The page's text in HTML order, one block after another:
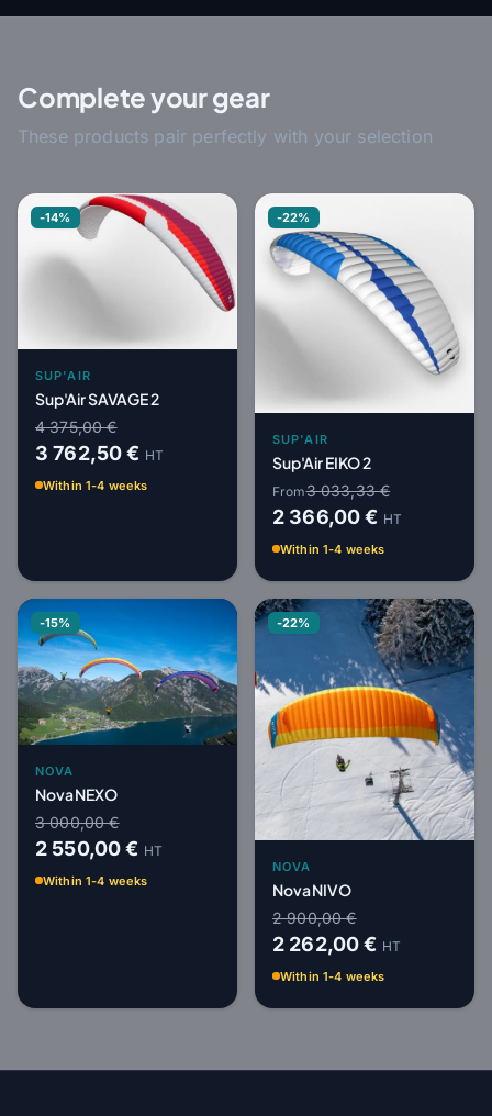
Complete your gear
These products pair perfectly with your selection
-14%
SUP'AIR
Sup'Air SAVAGE 2
4 375,00 €
3 762,50 € HT
Within 1-4 weeks
-22%
SUP'AIR
Sup'Air EIKO 2
From3 033,33 €
2 366,00 € HT
Within 1-4 weeks
-15%
NOVA
Nova NEXO
3 000,00 €
2 550,00 € HT
Within 1-4 weeks
-22%
NOVA
Nova NIVO
2 900,00 €
2 262,00 € HT
Within 1-4 weeks